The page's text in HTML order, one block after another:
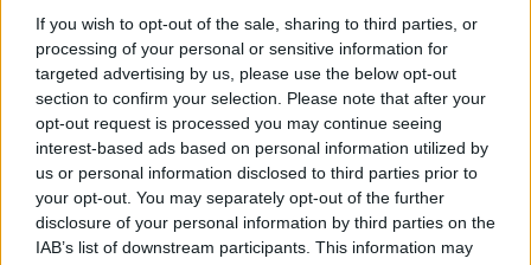
If you wish to opt-out of the sale, sharing to third parties, or
processing of your personal or sensitive information for
targeted advertising by us, please use the below opt-out
section to confirm your selection. Please note that after your
opt-out request is processed you may continue seeing
interest-based ads based on personal information utilized by
us or personal information disclosed to third parties prior to
your opt-out. You may separately opt-out of the further
disclosure of your personal information by third parties on the
IAB’s list of downstream participants. This information may
Situazione difficile alla quale Arezzo è potenzialmente in grado di
rispondere: “anche la qualità delle relazioni e degli interventi al
nostro convegno di ieri – aggiungeRalli- ha confermato, qualora
ce ne fosse stato bisogno, le risorse della nostra città in termini di
professionalità e sensibilità degli operatori. Non possiamo
dimenticare quanto abbia inciso la storia dei servizi psichiatrici e dei
servizi all’ infanzia di Arezzo”.
Queste potenzialità vanno valorizzate e messe in rete. “La politica -
sottolinea il Segretario comunale del Pd,Alessandro Caneschi